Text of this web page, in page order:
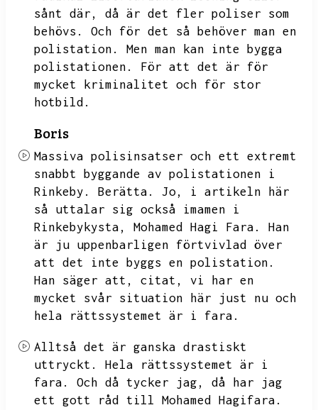
sånt där,
då är det fler poliser som
behövs.
Och för det så behöver man en
polistation.
Men man kan inte bygga
polistationen.
För att det är för
mycket kriminalitet och för stor
hotbild.
Boris
Massiva polisinsatser och ett extremt
snabbt byggande av polistationen i
Rinkeby.
Berätta. Jo,
i artikeln här
så uttalar sig också imamen i
Rinkebykysta,
Mohamed Hagi Fara.
Han
är ju uppenbarligen förtvivlad över
att det inte byggs en polistation.
Han säger att,
citat,
vi har en
mycket svår situation här just nu och
hela rättssystemet är i fara.
Alltså det är ganska drastiskt
uttryckt.
Hela rättssystemet är i
fara.
Och då tycker jag,
då har jag
ett gott råd till Mohamed Hagifara.